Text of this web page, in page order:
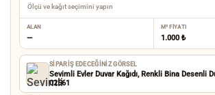
Ölçü ve kağıt seçimini yapın
ALAN
—
M² FIYATI
1.000 ₺
SIPARIŞ EDECEĞINIZ GÖRSEL
Sevimli Evler Duvar Kağıdı, Renkli Bina Desenli
02561